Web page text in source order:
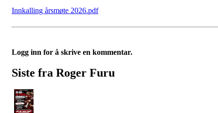
Innkalling årsmøte 2026.pdf
Logg inn for å skrive en kommentar.
Siste fra Roger Furu